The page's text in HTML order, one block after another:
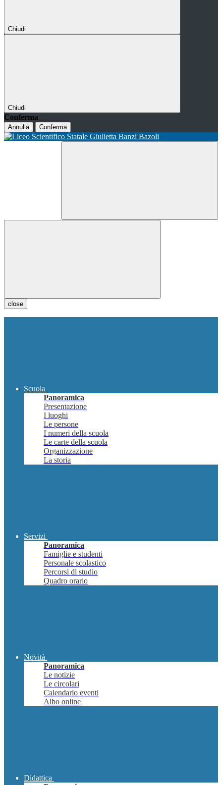
Chiudi
Chiudi
Conferma
Annulla Conferma
close
Scuola
Panoramica
Presentazione
I luoghi
Le persone
I numeri della scuola
Le carte della scuola
Organizzazione
La storia
Servizi
Panoramica
Famiglie e studenti
Personale scolastico
Percorsi di studio
Quadro orario
Novità
Panoramica
Le notizie
Le circolari
Calendario eventi
Albo online
Didattica